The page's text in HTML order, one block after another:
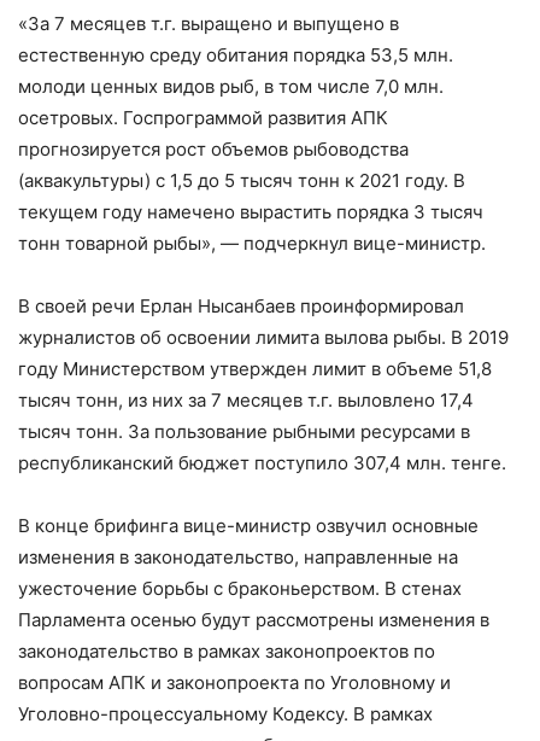
«За 7 месяцев т.г. выращено и выпущено в
естественную среду обитания порядка 53,5 млн.
молоди ценных видов рыб, в том числе 7,0 млн.
осетровых. Госпрограммой развития АПК
прогнозируется рост объемов рыбоводства
(аквакультуры) с 1,5 до 5 тысяч тонн к 2021 году. В
текущем году намечено вырастить порядка 3 тысяч
тонн товарной рыбы», — подчеркнул вице-министр.
В своей речи Ерлан Нысанбаев проинформировал
журналистов об освоении лимита вылова рыбы. В 2019
году Министерством утвержден лимит в объеме 51,8
тысяч тонн, из них за 7 месяцев т.г. выловлено 17,4
тысяч тонн. За пользование рыбными ресурсами в
республиканский бюджет поступило 307,4 млн. тенге.
В конце брифинга вице-министр озвучил основные
изменения в законодательство, направленные на
ужесточение борьбы с браконьерством. В стенах
Парламента осенью будут рассмотрены изменения в
законодательство в рамках законопроектов по
вопросам АПК и законопроекта по Уголовному и
Уголовно-процессуальному Кодексу. В рамках